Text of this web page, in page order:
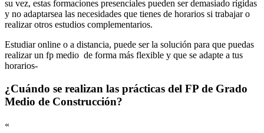
su vez, estas formaciones presenciales pueden ser demasiado rígidas
y no adaptarsea las necesidades que tienes de horarios si trabajar o
realizar otros estudios complementarios.
Estudiar online o a distancia, puede ser la solución para que puedas
realizar un fp medio de forma más flexible y que se adapte a tus
horarios-
¿Cuándo se realizan las prácticas del FP de Grado
Medio de Construcción?
«